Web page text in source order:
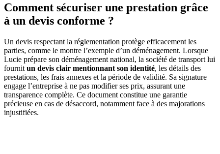
Comment sécuriser une prestation grâce
à un devis conforme ?
Un devis respectant la réglementation protège efficacement les
parties, comme le montre l’exemple d’un déménagement. Lorsque
Lucie prépare son déménagement national, la société de transport lui
fournit un devis clair mentionnant son identité, les détails des
prestations, les frais annexes et la période de validité. Sa signature
engage l’entreprise à ne pas modifier ses prix, assurant une
transparence complète. Ce document constitue une garantie
précieuse en cas de désaccord, notamment face à des majorations
injustifiées.